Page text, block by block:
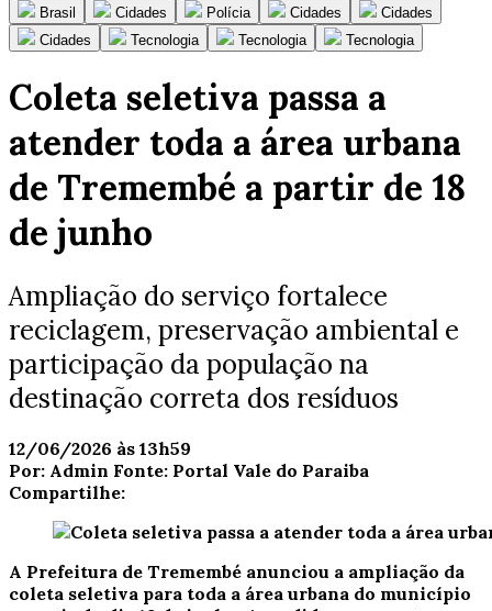
Brasil
Cidades Polícia Cidades
Cidades
Cidades
Tecnologia Tecnologia Tecnologia
Coleta seletiva passa a
atender toda a área urbana
de Tremembé a partir de 18
de junho
Ampliação do serviço fortalece
reciclagem, preservação ambiental e
participação da população na
destinação correta dos resíduos
12/06/2026 às 13h59
Por: Admin Fonte: Portal Vale do Paraiba
Compartilhe:
A Prefeitura de Tremembé anunciou a ampliação da
coleta seletiva para toda a área urbana do município